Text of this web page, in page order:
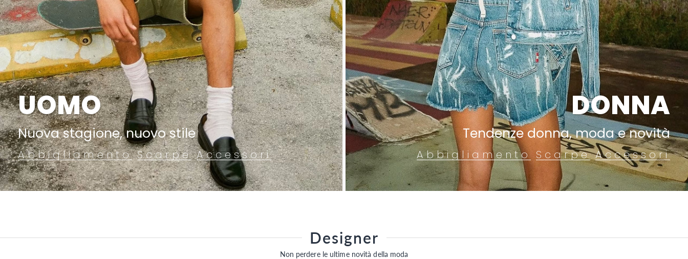
UOMO
Nuova stagione, nuovo stile
Abbigliamento Scarpe Accessori
DONNA
Tendenze donna, moda e novità
Abbigliamento Scarpe Accessori
Designer
Non perdere le ultime novità della moda